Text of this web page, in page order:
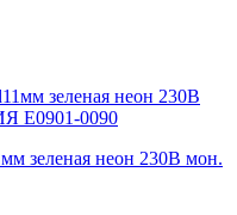
зеленая неон 230В мон.